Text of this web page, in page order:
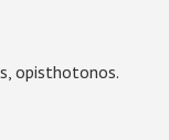
opisthotonos.